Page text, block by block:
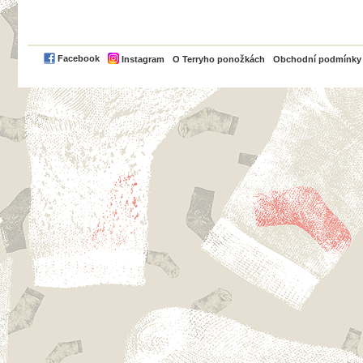
Facebook Instagram O Terryho ponožkách Obchodní podmínky
PayPal